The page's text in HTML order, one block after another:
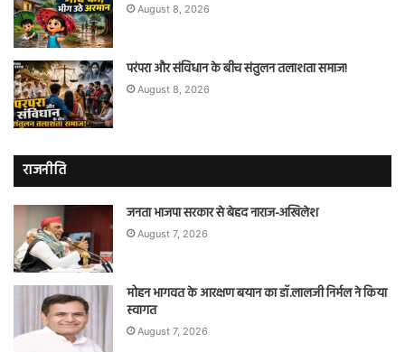
August 8, 2026
परंपरा और संविधान के बीच संतुलन तलाशता समाज!
August 8, 2026
राजनीति
जनता भाजपा सरकार से बेहद नाराज-अखिलेश
August 7, 2026
मोहन भागवत के आरक्षण बयान का डॉ.लालजी निर्मल ने किया
स्वागत
August 7, 2026